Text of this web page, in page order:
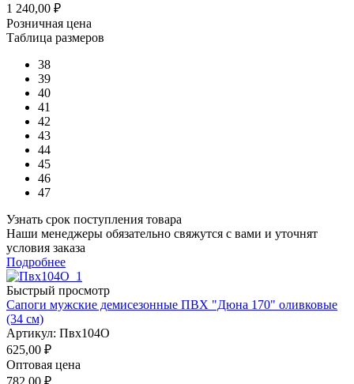
1 240,00 ₽
Розничная цена
Таблица размеров
38
39
40
41
42
43
44
45
46
47
Узнать срок поступления товара
Наши менеджеры обязательно свяжутся с вами и уточнят
условия заказа
Подробнее
Быстрый просмотр
Сапоги мужские демисезонные ПВХ "Дюна 170" оливковые
(34 см)
Артикул: Пвх104О
625,00 ₽
Оптовая цена
782,00 ₽